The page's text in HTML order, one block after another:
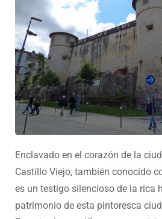
Enclavado en el corazón de la
Castillo Viejo, también conocido
es un testigo silencioso de la rica
patrimonio de esta pintoresca